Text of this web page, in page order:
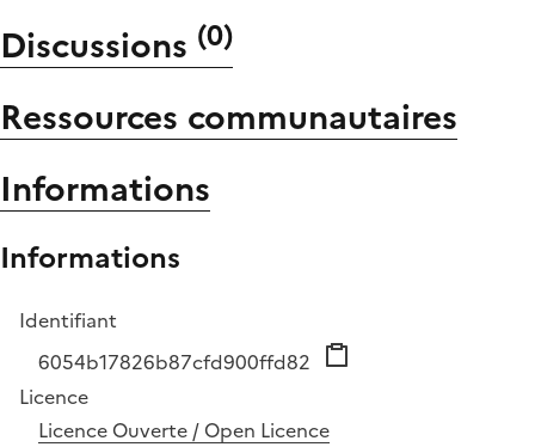
Discussions (0)
Ressources communautaires
Informations
Informations
Identifiant
6054b17826b87cfd900ffd82
Licence
Licence Ouverte / Open Licence